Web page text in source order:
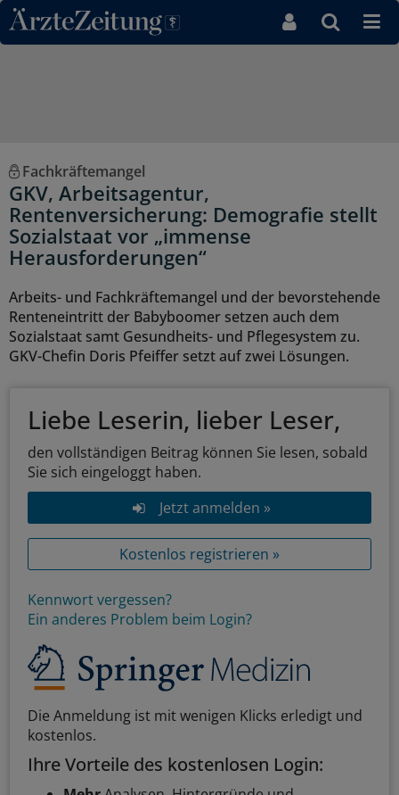
Direkt zum Inhaltsbereich
Fachkräftemangel
GKV, Arbeitsagentur,
Rentenversicherung: Demografie stellt
Sozialstaat vor „immense
Herausforderungen“
Arbeits- und Fachkräftemangel und der bevorstehende
Renteneintritt der Babyboomer setzen auch dem
Sozialstaat samt Gesundheits- und Pflegesystem zu.
GKV-Chefin Doris Pfeiffer setzt auf zwei Lösungen.
Liebe Leserin, lieber Leser,
den vollständigen Beitrag können Sie lesen, sobald
Sie sich eingeloggt haben.
Jetzt anmelden »
Kostenlos registrieren »
Kennwort vergessen?
Ein anderes Problem beim Login?
Die Anmeldung ist mit wenigen Klicks erledigt und
kostenlos.
Ihre Vorteile des kostenlosen Login: